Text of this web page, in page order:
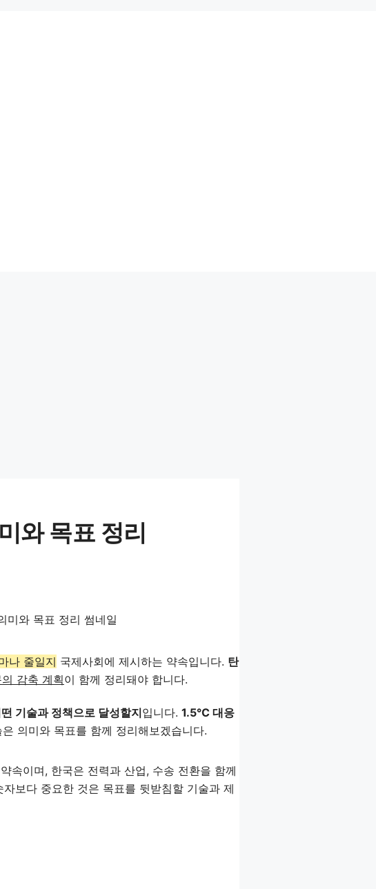
와 목표 정리
나 줄일지 국제사회에 제시하는 약속입니다. 탄
의 감축 계획이 함께 정리돼야 합니다.
기술과 정책으로 달성할지입니다. 1.5°C 대응
의미와 목표를 함께 정리해보겠습니다.
속이며, 한국은 전력과 산업, 수송 전환을 함께
보다 중요한 것은 목표를 뒷받침할 기술과 제